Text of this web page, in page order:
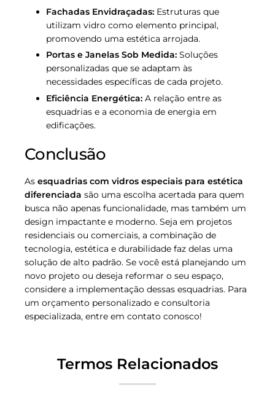
Fachadas Envidraçadas: Estruturas que
utilizam vidro como elemento principal,
promovendo uma estética arrojada.
Portas e Janelas Sob Medida: Soluções
personalizadas que se adaptam às
necessidades específicas de cada projeto.
Eficiência Energética: A relação entre as
esquadrias e a economia de energia em
edificações.
Conclusão
As esquadrias com vidros especiais para estética
diferenciada são uma escolha acertada para quem
busca não apenas funcionalidade, mas também um
design impactante e moderno. Seja em projetos
residenciais ou comerciais, a combinação de
tecnologia, estética e durabilidade faz delas uma
solução de alto padrão. Se você está planejando um
novo projeto ou deseja reformar o seu espaço,
considere a implementação dessas esquadrias. Para
um orçamento personalizado e consultoria
especializada, entre em contato conosco!
Termos Relacionados